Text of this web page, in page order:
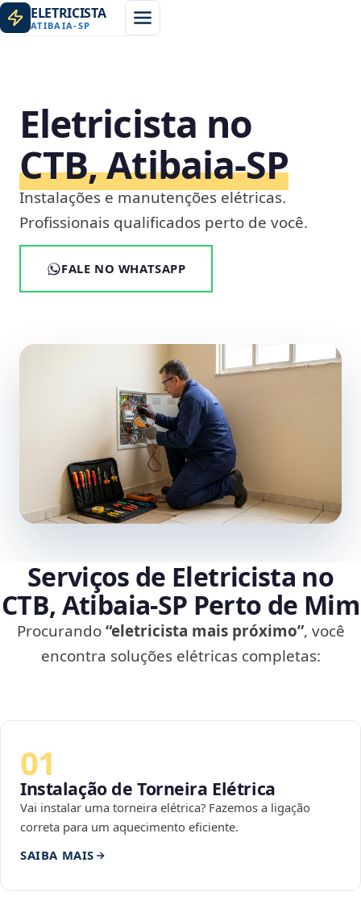
ELETRICISTA
ATIBAIA-SP
Eletricista no
CTB, Atibaia‑SP
Instalações e manutenções elétricas.
Profissionais qualificados perto de você.
FALE NO WHATSAPP
Serviços de Eletricista no
CTB, Atibaia‑SP Perto de Mim
Procurando“eletricista mais próximo”, você
encontra soluções elétricas completas:
01
Instalação de Torneira Elétrica
Vai instalar uma torneira elétrica? Fazemos a ligação
correta para um aquecimento eficiente.
SAIBA MAIS